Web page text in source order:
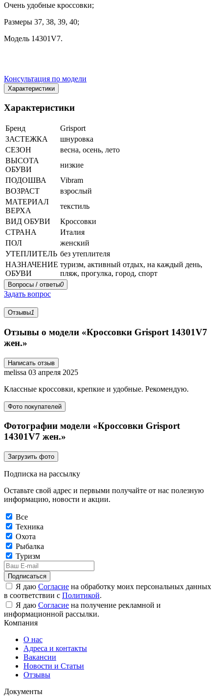
Очень удобные кроссовки;
Размеры 37, 38, 39, 40;
Модель 14301V7.
Консультация по модели
Характеристики
Характеристики
Бренд
Grisport
ЗАСТЕЖКА
шнуровка
СЕЗОН
весна, осень, лето
ВЫСОТА
ОБУВИ
низкие
ПОДОШВА
Vibram
ВОЗРАСТ
взрослый
МАТЕРИАЛ
ВЕРХА
текстиль
ВИД ОБУВИ
Кроссовки
СТРАНА
Италия
ПОЛ
женский
УТЕПЛИТЕЛЬ без утеплителя
НАЗНАЧЕНИЕ
ОБУВИ
туризм, активный отдых, на каждый день,
пляж, прогулка, город, спорт
Вопросы / ответы0
Задать вопрос
Отзывы1
Отзывы о модели «Кроссовки Grisport 14301V7
жен.»
Написать отзыв
melissa 03 апреля 2025
Классные кроссовки, крепкие и удобные. Рекомендую.
Фото покупателей
Фотографии модели «Кроссовки Grisport
14301V7 жен.»
Загрузить фото
Подписка на рассылку
Оставьте свой адрес и первыми получайте от нас полезную
информацию, новости и акции.
Все
Техника
Охота
Рыбалка
Туризм
Подписаться
Я даю Согласие на обработку моих персональных данных
в соответствии с Политикой.
Я даю Согласие на получение рекламной и
информационной рассылки.
Компания
О нас
Адреса и контакты
Вакансии
Новости и Статьи
Отзывы
Документы